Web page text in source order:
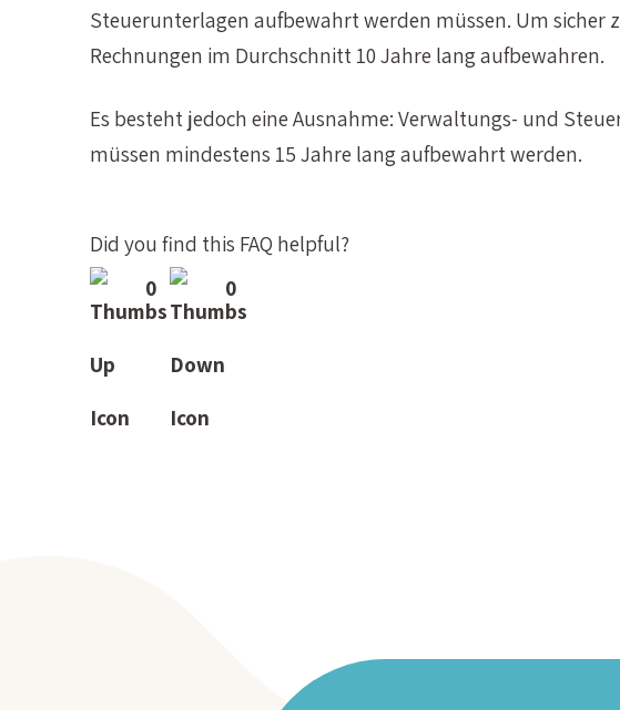
Steuerunterlagen aufbewahrt werden müssen. Um sicher
Rechnungen im Durchschnitt 10 Jahre lang aufbewahren.
Es besteht jedoch eine Ausnahme: Verwaltungs- und
müssen mindestens 15 Jahre lang aufbewahrt werden.
Did you find this FAQ helpful?
0
0